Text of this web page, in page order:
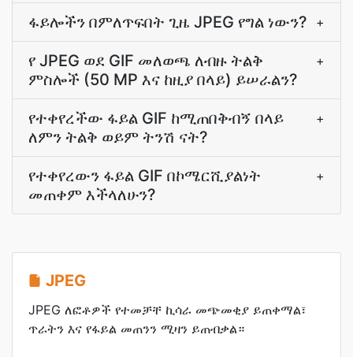
ፋይሎችን በምለጥፍበት ጊዜ JPEG የግል ነውን? +
የ JPEG ወደ GIF መለወጫ ለብዙ ትልቅ
ምስሎች (50 MP እና ከዚያ በላይ) ይሠራልን?
+
የተቀየረችው ፋይል GIF ከሚጠበቅብኝ በላይ
ለምን ትልቅ ወይም ትንሽ ናት?
+
የተቀየረውን ፋይል GIF በኮሜርሺያልነት
መጠቀም እችላለሁን?
+
JPEG
JPEG ለፎቶዎች የተመቻቸ ኪሳራ መጭመቂያ ይጠቀማል፣
ጥራትን እና የፋይል መጠንን ሚዛን ይጠብቃል።